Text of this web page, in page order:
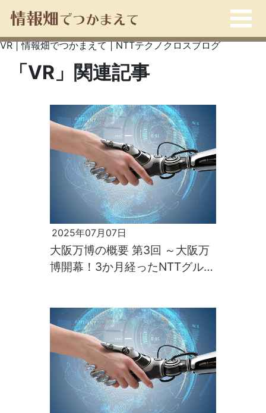
VR | 情報畑でつかまえて | NTTテクノクロスブログ
「VR」関連記事
2025年07月07日
大阪万博の概要 第3回 ～大阪万
博開幕！3か月経ったNTTグルー